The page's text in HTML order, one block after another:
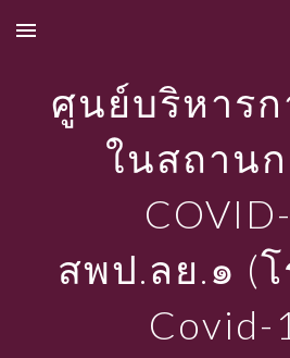
Skip to main content
ศูนย์บริหาร
ในสถาน
สพป.ลย.๑ (โ
Covid-